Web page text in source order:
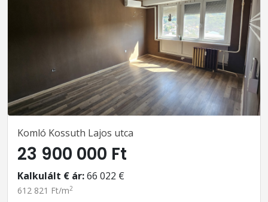
Komló Kossuth Lajos utca
23 900 000 Ft
Kalkulált € ár:66 022 €
612 821 Ft/m2